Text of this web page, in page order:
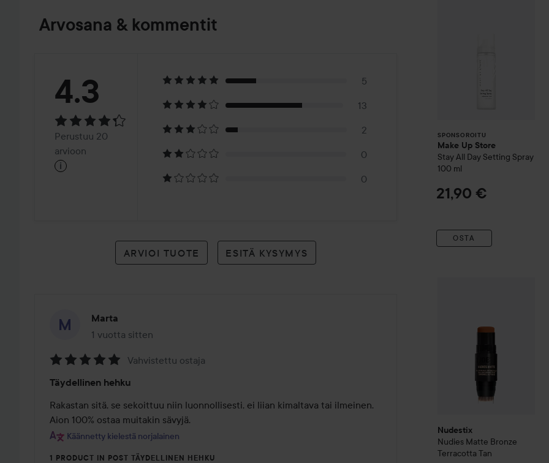
Arvosana & kommentit
Arvosana:
4.3Perustuu
20
4.3
Perustuu 20
arvioon
i
5
13
2
0
0
ARVIOI TUOTE ESITÄ KYSYMYS
Marta
1 vuotta sitten
Viesti luotiin 1 vuotta sitten
5
/
5
Vahvistettu ostaja
Täydellinen hehku
Rakastan sitä, se sekoittuu niin luonnollisesti, ei liian kimaltava tai ilmeinen.
Aion 100% ostaa muitakin sävyjä.
Käännetty kielestä norjalainen
1 PRODUCT IN POST TÄYDELLINEN HEHKU
SPONSOROITU
Make Up Store
Stay All Day Setting Spray
100 ml
21,90 €
OSTA
Nudestix
Nudies Matte Bronze
Terracotta Tan